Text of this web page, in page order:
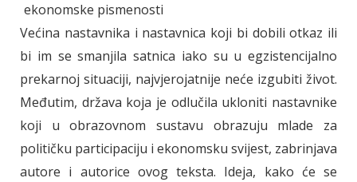
ekonomske pismenosti
Većina nastavnika i nastavnica koji bi dobili otkaz ili
bi im se smanjila satnica iako su u egzistencijalno
prekarnoj situaciji, najvjerojatnije neće izgubiti život.
Međutim, država koja je odlučila ukloniti nastavnike
koji u obrazovnom sustavu obrazuju mlade za
političku participaciju i ekonomsku svijest, zabrinjava
autore i autorice ovog teksta. Ideja, kako će se